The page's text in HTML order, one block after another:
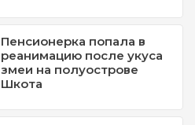
Пенсионерка попала в
реанимацию после укуса
змеи на полуострове
Шкота